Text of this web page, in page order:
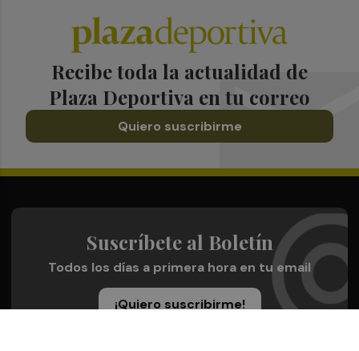
Recibe toda la actualidad de
Plaza Deportiva en tu correo
Quiero suscribirme
Suscríbete al Boletín
Todos los días a primera hora en tu email
¡Quiero suscribirme!